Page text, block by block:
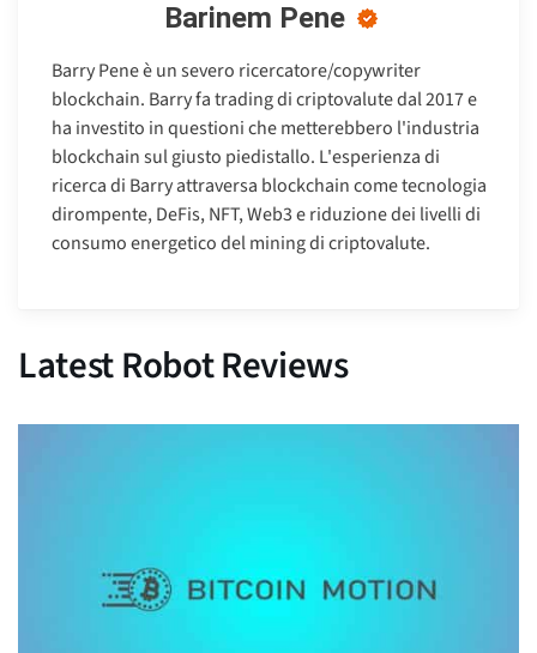
Barinem Pene
Barry Pene è un severo ricercatore/copywriter
blockchain. Barry fa trading di criptovalute dal 2017 e
ha investito in questioni che metterebbero l'industria
blockchain sul giusto piedistallo. L'esperienza di
ricerca di Barry attraversa blockchain come tecnologia
dirompente, DeFis, NFT, Web3 e riduzione dei livelli di
consumo energetico del mining di criptovalute.
Latest Robot Reviews